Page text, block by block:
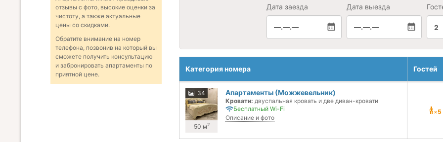
Дата заезда
—.—.—
Дата выезда
—.—.— 2
Категория номера Гостей
34
50 м2
Апартаменты (Можжевельник)
Кровати: двуспальная кровать и две диван-кровати
Бесплатный Wi-Fi
Описание и фото
×5
отзывы с фото, высокие оценки за
чистоту, а также актуальные
цены со скидками.
Обратите внимание на номер
телефона, позвонив на который вы
сможете получить консультацию
и забронировать апартаменты по
приятной цене.